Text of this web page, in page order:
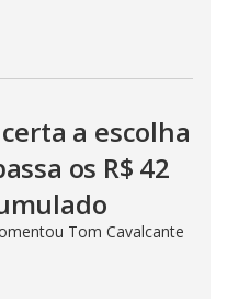
a escolha
os R$ 42
Tom Cavalcante